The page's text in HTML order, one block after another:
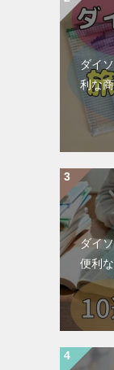
ダイ
利な
ダイ
便利